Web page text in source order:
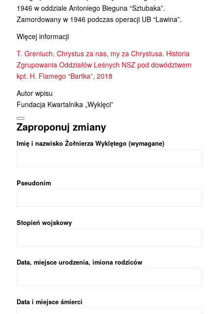
1946 w oddziale Antoniego Bieguna “Sztubaka”.
Zamordowany w 1946 podczas operacji UB “Lawina”.
Więcej informacji
T. Greniuch, Chrystus za nas, my za Chrystusa. Historia
Zgrupowania Oddziałów Leśnych NSZ pod dowództwem
kpt. H. Flamego “Bartka”, 2018
Autor wpisu
Fundacja Kwartalnika „Wyklęci”
Zaproponuj zmiany
Imię i nazwisko Żołnierza Wyklętego (wymagane)
Pseudonim
Stopień wojskowy
Data, miejsce urodzenia, imiona rodziców
Data i miejsce śmierci